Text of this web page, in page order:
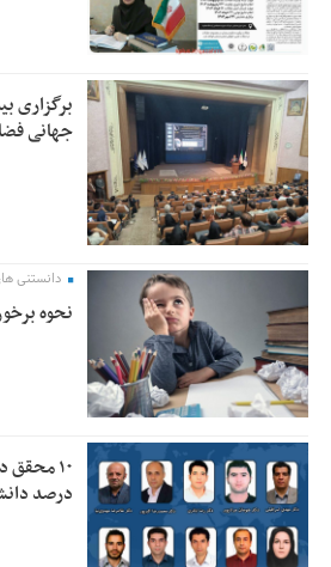
جهانی فضا
دانستنی
نحوه
درصد